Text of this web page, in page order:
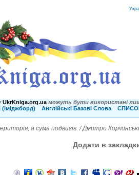
UkrKniga.org.ua можуть бути використані
(іміджборд) Англійські Базові Слова
а сума подвигів. / Дмитро
Додати в